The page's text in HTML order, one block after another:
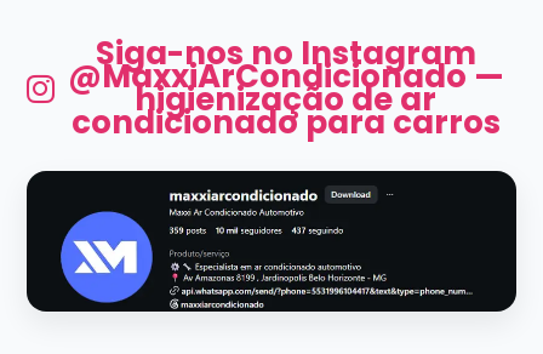
Siga-nos no Instagram
@MaxxiArCondicionado —
higienização de ar
condicionado para carros